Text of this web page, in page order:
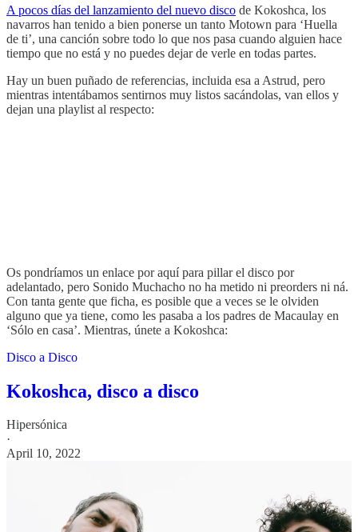
A pocos días del lanzamiento del nuevo disco de Kokoshca, los
navarros han tenido a bien ponerse un tanto Motown para ‘Huella
de ti’, una canción sobre todo lo que nos pasa cuando alguien hace
tiempo que no está y no puedes dejar de verle en todas partes.
Hay un buen puñado de referencias, incluida esa a Astrud, pero
mientras intentábamos sentirnos muy listos sacándolas, van ellos y
dejan una playlist al respecto:
Os pondríamos un enlace por aquí para pillar el disco por
adelantado, pero Sonido Muchacho no ha metido ni preorders ni ná.
Con tanta gente que ficha, es posible que a veces se le olviden
alguno que ya tiene, como les pasaba a los padres de Macaulay en
‘Sólo en casa’. Mientras, únete a Kokoshca:
Disco a Disco
Kokoshca, disco a disco
Hipersónica
·
April 10, 2022